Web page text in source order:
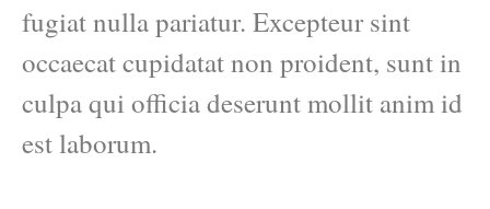
fugiat nulla pariatur. Excepteur sint
occaecat cupidatat non proident, sunt in
culpa qui officia deserunt mollit anim id
est laborum.